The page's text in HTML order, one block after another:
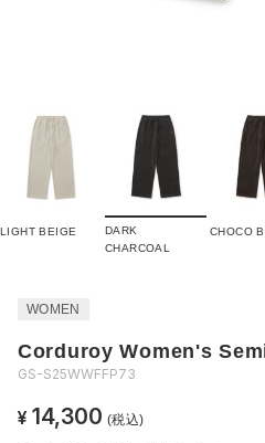
LIGHT BEIGE
DARK
CHARCOAL
CHOCO
WOMEN
Corduroy Women's
GS-S25WWFFP73
¥ 14,300 (税込)